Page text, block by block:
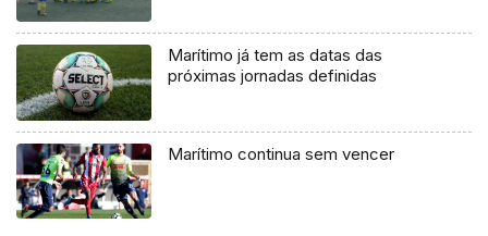
Marítimo já tem as datas das
próximas jornadas definidas
Marítimo continua sem vencer